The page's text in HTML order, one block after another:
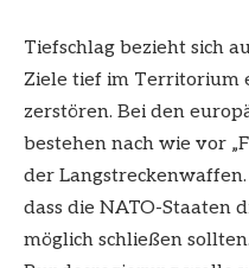
Tiefschlag bezieht sich
Ziele tief im Territorium
zerstören. Bei den
bestehen nach wie vor
der
dass die NATO-Staaten
möglich schließen